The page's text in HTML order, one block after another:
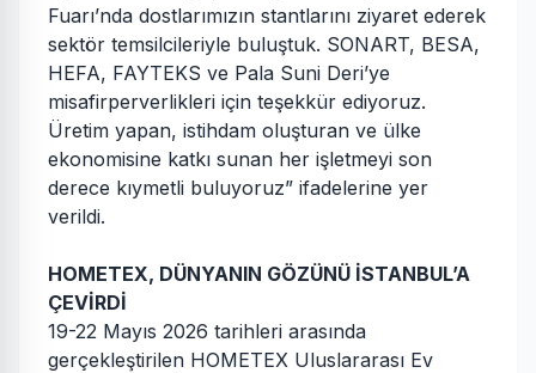
Fuarı’nda dostlarımızın stantlarını ziyaret ederek
sektör temsilcileriyle buluştuk. SONART, BESA,
HEFA, FAYTEKS ve Pala Suni Deri’ye
misafirperverlikleri için teşekkür ediyoruz.
Üretim yapan, istihdam oluşturan ve ülke
ekonomisine katkı sunan her işletmeyi son
derece kıymetli buluyoruz” ifadelerine yer
verildi.
HOMETEX, DÜNYANIN GÖZÜNÜ İSTANBUL’A
ÇEVİRDİ
19-22 Mayıs 2026 tarihleri arasında
gerçekleştirilen HOMETEX Uluslararası Ev